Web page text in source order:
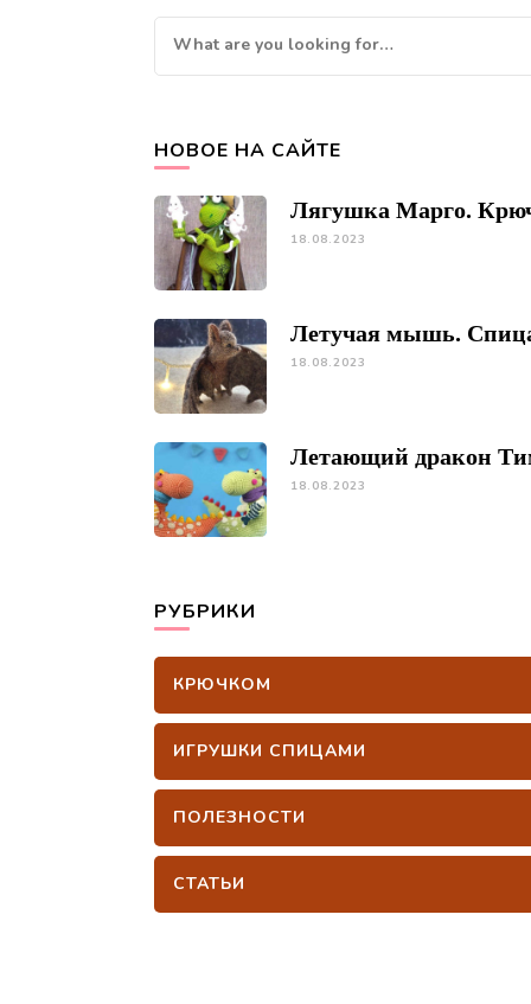
Looking
for
НОВОЕ НА САЙТЕ
Лягушка Марго.
18.08.2023
Летучая мышь.
18.08.2023
Летающий дракон
18.08.2023
РУБРИКИ
КРЮЧКОМ
ИГРУШКИ СПИЦАМИ
ПОЛЕЗНОСТИ
СТАТЬИ